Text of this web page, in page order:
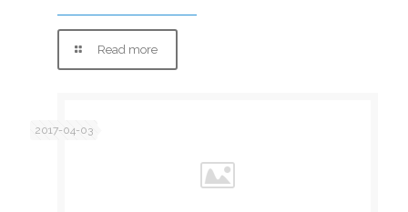
Read more
2017-04-03